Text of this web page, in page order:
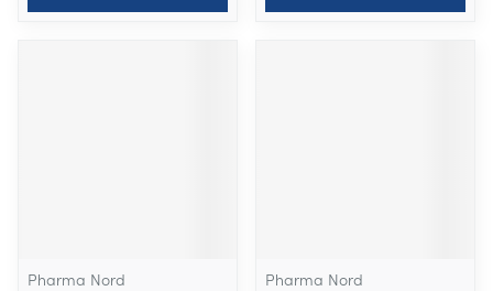
Pharma Nord
Pharma Nord